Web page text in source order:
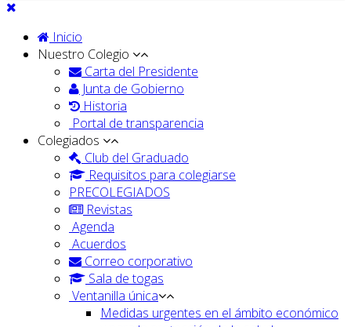
Inicio
Nuestro Colegio
Carta del Presidente
Junta de Gobierno
Historia
Portal de transparencia
Colegiados
Club del Graduado
Requisitos para colegiarse
PRECOLEGIADOS
Revistas
Agenda
Acuerdos
Correo corporativo
Sala de togas
Ventanilla única
Medidas urgentes en el ámbito económico